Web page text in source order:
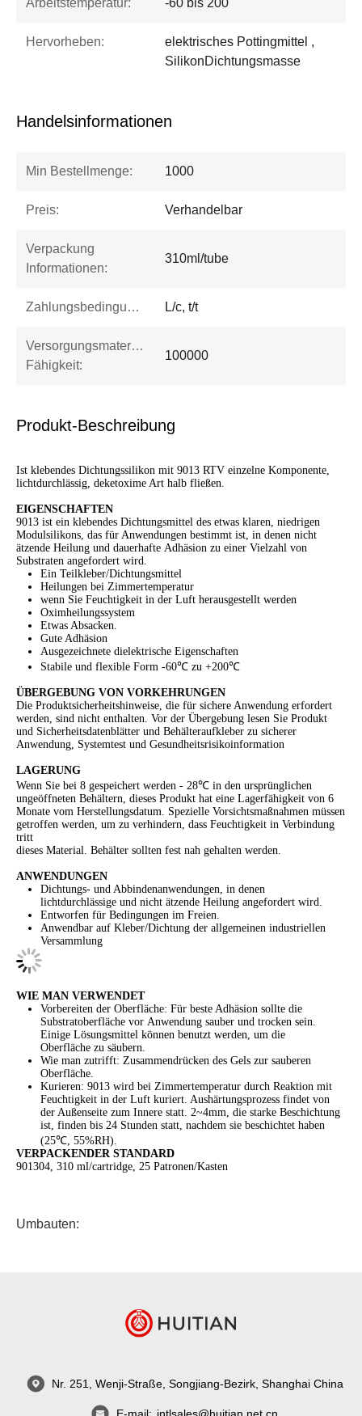
Hervorheben:
elektrisches Pottingmittel ,
SilikonDichtungsmasse
Handelsinformationen
Min Bestellmenge: 1000
Preis: Verhandelbar
Verpackung
Informationen:
310ml/tube
Zahlungsbedingungen: L/c, t/t
Versorgungsmaterial-
Fähigkeit:
100000
Produkt-Beschreibung
Ist klebendes Dichtungssilikon mit 9013 RTV einzelne Komponente,
lichtdurchlässig, deketoxime Art halb fließen.
EIGENSCHAFTEN
9013 ist ein klebendes Dichtungsmittel des etwas klaren, niedrigen
Modulsilikons, das für Anwendungen bestimmt ist, in denen nicht
ätzende Heilung und dauerhafte Adhäsion zu einer Vielzahl von
Substraten angefordert wird.
Ein Teilkleber/Dichtungsmittel
Heilungen bei Zimmertemperatur
wenn Sie Feuchtigkeit in der Luft herausgestellt werden
Oximheilungssystem
Etwas Absacken.
Gute Adhäsion
Ausgezeichnete dielektrische Eigenschaften
Stabile und flexible Form -60℃ zu +200℃
ÜBERGEBUNG VON VORKEHRUNGEN
Die Produktsicherheitshinweise, die für sichere Anwendung erfordert
werden, sind nicht enthalten. Vor der Übergebung lesen Sie Produkt
und Sicherheitsdatenblätter und Behälteraufkleber zu sicherer
Anwendung, Systemtest und Gesundheitsrisikoinformation
LAGERUNG
Wenn Sie bei 8 gespeichert werden - 28℃ in den ursprünglichen
ungeöffneten Behältern, dieses Produkt hat eine Lagerfähigkeit von 6
Monate vom Herstellungsdatum. Spezielle Vorsichtsmaßnahmen müssen
getroffen werden, um zu verhindern, dass Feuchtigkeit in Verbindung
tritt
dieses Material. Behälter sollten fest nah gehalten werden.
ANWENDUNGEN
Dichtungs- und Abbindenanwendungen, in denen
lichtdurchlässige und nicht ätzende Heilung angefordert wird.
Entworfen für Bedingungen im Freien.
Anwendbar auf Kleber/Dichtung der allgemeinen industriellen
Versammlung
WIE MAN VERWENDET
Vorbereiten der Oberfläche: Für beste Adhäsion sollte die
Substratoberfläche vor Anwendung sauber und trocken sein.
Einige Lösungsmittel können benutzt werden, um die
Oberfläche zu säubern.
Wie man zutrifft: Zusammendrücken des Gels zur sauberen
Oberfläche.
Kurieren: 9013 wird bei Zimmertemperatur durch Reaktion mit
Feuchtigkeit in der Luft kuriert. Aushärtungsprozess findet von
der Außenseite zum Innere statt. 2~4mm, die starke Beschichtung
ist, finden bis 24 Stunden statt, nachdem sie beschichtet haben
(25℃, 55%RH).
VERPACKENDER STANDARD
901304, 310 ml/cartridge, 25 Patronen/Kasten
Umbauten:
Nr. 251, Wenji-Straße, Songjiang-Bezirk, Shanghai China
E-mail: intlsales@huitian.net.cn